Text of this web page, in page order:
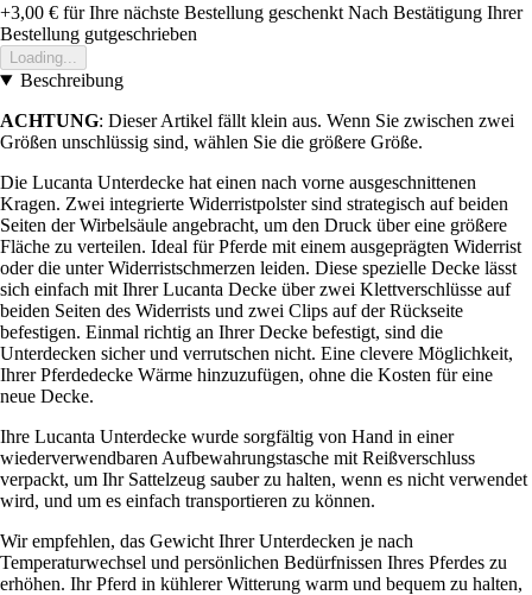
+3,00 € für Ihre nächste Bestellung geschenkt Nach Bestätigung Ihrer
Bestellung gutgeschrieben
Loading...
Beschreibung
ACHTUNG: Dieser Artikel fällt klein aus. Wenn Sie zwischen zwei
Größen unschlüssig sind, wählen Sie die größere Größe.
Die Lucanta Unterdecke hat einen nach vorne ausgeschnittenen
Kragen. Zwei integrierte Widerristpolster sind strategisch auf beiden
Seiten der Wirbelsäule angebracht, um den Druck über eine größere
Fläche zu verteilen. Ideal für Pferde mit einem ausgeprägten Widerrist
oder die unter Widerristschmerzen leiden. Diese spezielle Decke lässt
sich einfach mit Ihrer Lucanta Decke über zwei Klettverschlüsse auf
beiden Seiten des Widerrists und zwei Clips auf der Rückseite
befestigen. Einmal richtig an Ihrer Decke befestigt, sind die
Unterdecken sicher und verrutschen nicht. Eine clevere Möglichkeit,
Ihrer Pferdedecke Wärme hinzuzufügen, ohne die Kosten für eine
neue Decke.
Ihre Lucanta Unterdecke wurde sorgfältig von Hand in einer
wiederverwendbaren Aufbewahrungstasche mit Reißverschluss
verpackt, um Ihr Sattelzeug sauber zu halten, wenn es nicht verwendet
wird, und um es einfach transportieren zu können.
Wir empfehlen, das Gewicht Ihrer Unterdecken je nach
Temperaturwechsel und persönlichen Bedürfnissen Ihres Pferdes zu
erhöhen. Ihr Pferd in kühlerer Witterung warm und bequem zu halten,